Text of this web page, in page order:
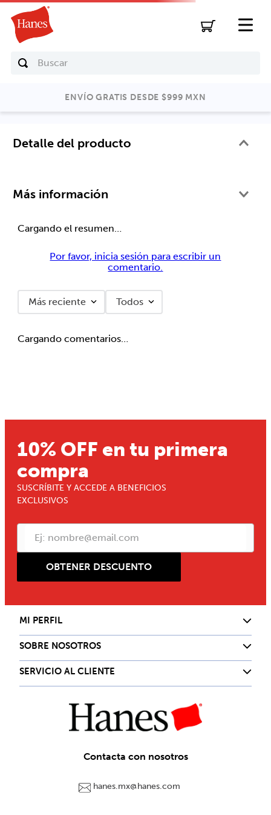
Buscar
ENVÍO GRATIS DESDE $999 MXN
Detalle del producto
Más información
Cargando el resumen…
Por favor, inicia sesión para escribir un
comentario.
Más reciente Todos
Cargando comentarios…
10% OFF en tu primera
compra
SUSCRÍBITE Y ACCEDE A BENEFICIOS
EXCLUSIVOS
OBTENER DESCUENTO
MI PERFIL
SOBRE NOSOTROS
SERVICIO AL CLIENTE
Contacta con nosotros
hanes.mx@hanes.com